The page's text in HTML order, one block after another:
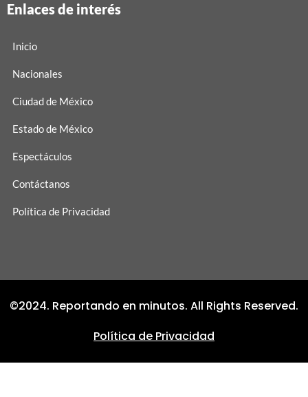
Enlaces de interés
Inicio
Nacionales
Ciudad de México
Estado de México
Espectáculos
Contáctanos
Política de Privacidad
©2024. Reportando en minutos. All Rights Reserved.
Política de Privacidad